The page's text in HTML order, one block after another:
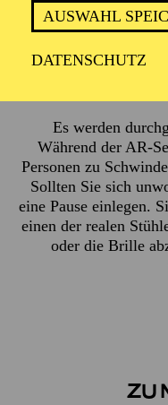
AUSWAHL
DATENSCHUTZ
Es werden
Während der AR-
Personen zu
Sollten Sie sich
eine Pause einlegen.
einen der realen
oder die Brille